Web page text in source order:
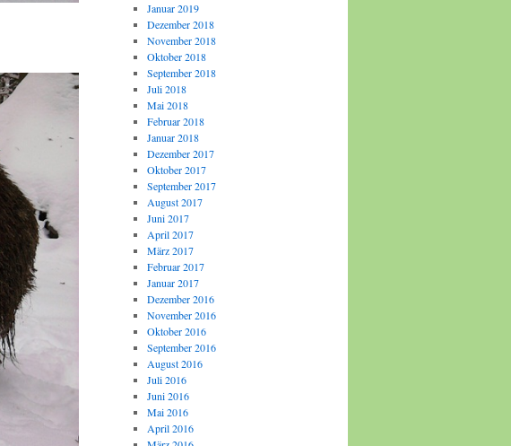
Januar 2019
Dezember 2018
November 2018
Oktober 2018
September 2018
Juli 2018
Mai 2018
Februar 2018
Januar 2018
Dezember 2017
Oktober 2017
September 2017
August 2017
Juni 2017
April 2017
März 2017
Februar 2017
Januar 2017
Dezember 2016
November 2016
Oktober 2016
September 2016
August 2016
Juli 2016
Juni 2016
Mai 2016
April 2016